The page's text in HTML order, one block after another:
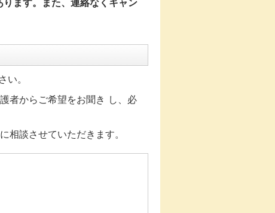
ます。また、連絡なくキャン
い。
者からご希望をお聞き し、必
相談させていただきます。